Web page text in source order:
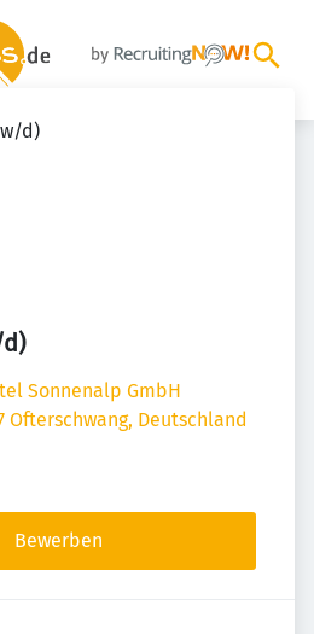
d)
Sonnenalp GmbH
Ofterschwang, Deutschland
Bewerben